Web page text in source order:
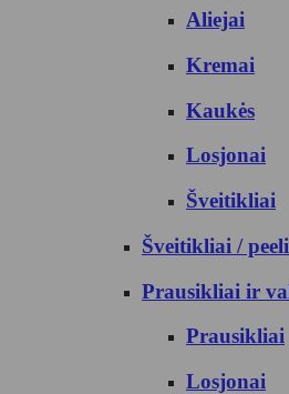
Aliejai
Kremai
Kaukės
Losjonai
Šveitikliai
Šveitikliai /
Prausikliai ir
Prausikliai
Losjonai